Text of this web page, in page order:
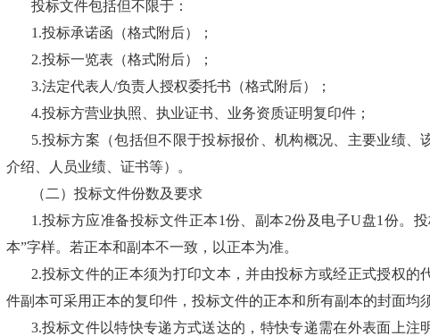
投标文件包括但不限于：
1.投标承诺函（格式附后）；
2.投标一览表（格式附后）；
3.法定代表人/负责人授权委托书（格式附后）；
4.投标方营业执照、执业证书、业务资质证明复印件；
5.投标方案（包括但不限于投标报价、机构概况、主要业绩、
介绍、人员业绩、证书等）。
（二）投标文件份数及要求
1.投标方应准备投标文件正本1份、副本2份及电子U盘1份。
本”字样。若正本和副本不一致，以正本为准。
2.投标文件的正本须为打印文本，并由投标方或经正式授权的
件副本可采用正本的复印件，投标文件的正本和所有副本的封面均
3.投标文件以特快专递方式送达的，特快专递需在外表面上注